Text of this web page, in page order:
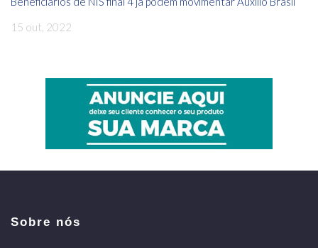
15 out, 2022
Sobre nós